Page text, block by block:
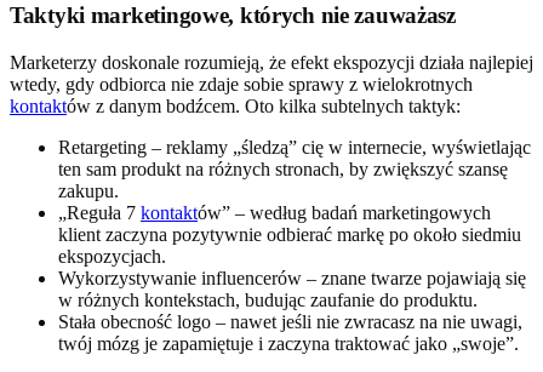
Taktyki marketingowe, których nie zauważasz
Marketerzy doskonale rozumieją, że efekt ekspozycji działa najlepiej
wtedy, gdy odbiorca nie zdaje sobie sprawy z wielokrotnych
kontaktów z danym bodźcem. Oto kilka subtelnych taktyk:
Retargeting – reklamy „śledzą” cię w internecie, wyświetlając
ten sam produkt na różnych stronach, by zwiększyć szansę
zakupu.
„Reguła 7 kontaktów” – według badań marketingowych
klient zaczyna pozytywnie odbierać markę po około siedmiu
ekspozycjach.
Wykorzystywanie influencerów – znane twarze pojawiają się
w różnych kontekstach, budując zaufanie do produktu.
Stała obecność logo – nawet jeśli nie zwracasz na nie uwagi,
twój mózg je zapamiętuje i zaczyna traktować jako „swoje”.